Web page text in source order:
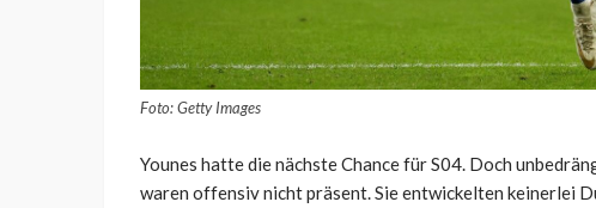
Foto: Getty Images
Younes hatte die nächste Chance für S04. Doch
waren offensiv nicht präsent. Sie entwickelten keinerlei